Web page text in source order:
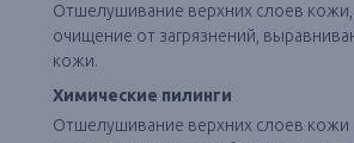
Отшелушивание верхних слоев кожи,
очищение от загрязнений,
кожи.
Химические пилинги
Отшелушивание верхних слоев